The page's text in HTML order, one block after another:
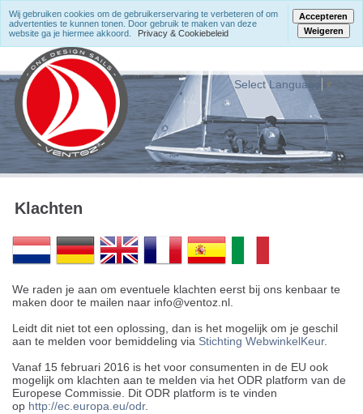
Select Language ▼
Klachten
We raden je aan om eventuele klachten eerst bij ons kenbaar te
maken door te mailen naar info@ventoz.nl.
Leidt dit niet tot een oplossing, dan is het mogelijk om je geschil
aan te melden voor bemiddeling via Stichting WebwinkelKeur.
Vanaf 15 februari 2016 is het voor consumenten in de EU ook
mogelijk om klachten aan te melden via het ODR platform van de
Europese Commissie. Dit ODR platform is te vinden
op http://ec.europa.eu/odr.
Wij gebruiken cookies om de gebruikerservaring te verbeteren of om
advertenties te kunnen tonen. Door gebruik te maken van deze
website ga je hiermee akkoord.
Privacy & Cookiebeleid
Accepteren
Weigeren